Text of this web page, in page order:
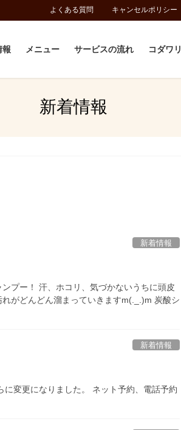
よくある質問 キャンセルポリシー
報 メニュー サービスの流れ コダワリ
新着情報
新着情報
プー！ 汗、ホコリ、気づかないうちに頭皮
がどんどん溜まっていきますm(._.)m 炭酸シ
新着情報
変更になりました。 ネット予約、電話予約